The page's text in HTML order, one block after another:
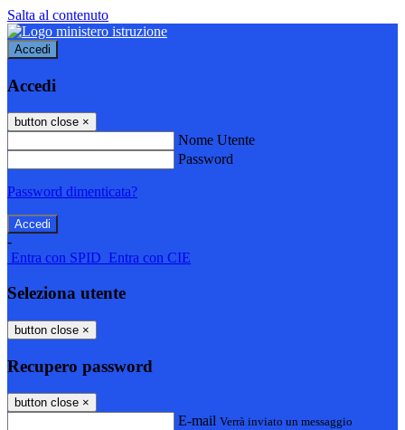
Salta al contenuto
Accedi
Accedi
button close ×
Nome Utente
Password
Password dimenticata?
-
Entra con SPID Entra con CIE
Seleziona utente
button close ×
Recupero password
button close ×
E-mail Verrà inviato un messaggio